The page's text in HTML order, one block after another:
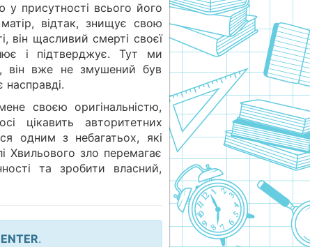
у присутності всього його
відтак, знищує свою
він щасливий смерті своєї
і підтверджує. Тут ми
він вже не змушений був
своєю оригінальністю,
авторитетних
одним з небагатьох, які
Хвильового зло перемагає
та зробити власний,
.